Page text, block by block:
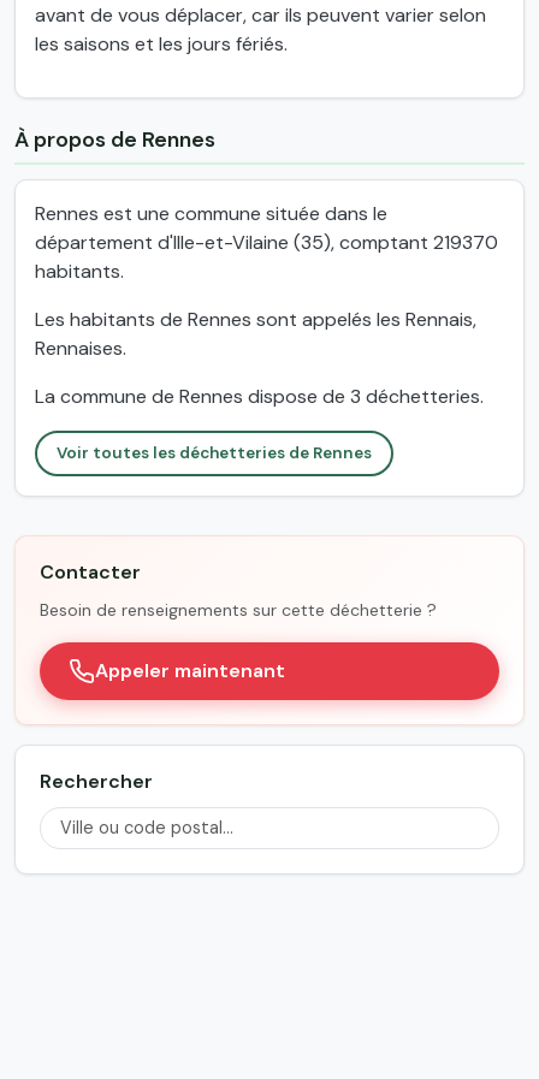
avant de vous déplacer, car ils peuvent varier selon
les saisons et les jours fériés.
À propos de Rennes
Rennes est une commune située dans le
département d'Ille-et-Vilaine (35), comptant 219370
habitants.
Les habitants de Rennes sont appelés les Rennais,
Rennaises.
La commune de Rennes dispose de 3 déchetteries.
Voir toutes les déchetteries de Rennes
Contacter
Besoin de renseignements sur cette déchetterie ?
Appeler maintenant
Rechercher